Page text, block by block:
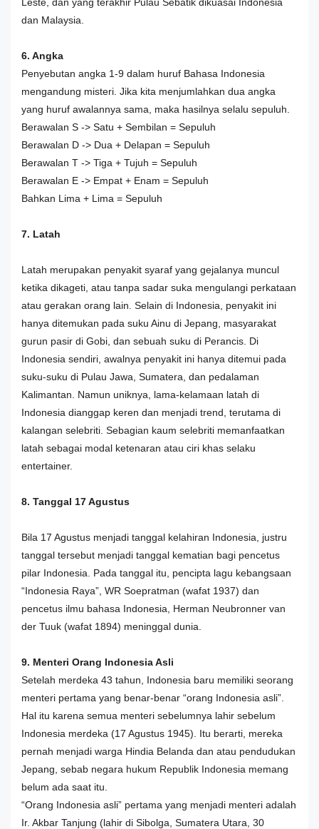
dan Malaysia.
6. Angka
Penyebutan angka 1-9 dalam huruf Bahasa Indonesia
mengandung misteri. Jika kita menjumlahkan dua angka
yang huruf awalannya sama, maka hasilnya selalu sepuluh.
Berawalan S -> Satu + Sembilan = Sepuluh
Berawalan D -> Dua + Delapan = Sepuluh
Berawalan T -> Tiga + Tujuh = Sepuluh
Berawalan E -> Empat + Enam = Sepuluh
Bahkan Lima + Lima = Sepuluh
7. Latah
Latah merupakan penyakit syaraf yang gejalanya muncul
ketika dikageti, atau tanpa sadar suka mengulangi perkataan
atau gerakan orang lain. Selain di Indonesia, penyakit ini
hanya ditemukan pada suku Ainu di Jepang, masyarakat
gurun pasir di Gobi, dan sebuah suku di Perancis. Di
Indonesia sendiri, awalnya penyakit ini hanya ditemui pada
suku-suku di Pulau Jawa, Sumatera, dan pedalaman
Kalimantan. Namun uniknya, lama-kelamaan latah di
Indonesia dianggap keren dan menjadi trend, terutama di
kalangan selebriti. Sebagian kaum selebriti memanfaatkan
latah sebagai modal ketenaran atau ciri khas selaku
entertainer.
8. Tanggal 17 Agustus
Bila 17 Agustus menjadi tanggal kelahiran Indonesia, justru
tanggal tersebut menjadi tanggal kematian bagi pencetus
pilar Indonesia. Pada tanggal itu, pencipta lagu kebangsaan
“Indonesia Raya”, WR Soepratman (wafat 1937) dan
pencetus ilmu bahasa Indonesia, Herman Neubronner van
der Tuuk (wafat 1894) meninggal dunia.
9. Menteri Orang Indonesia Asli
Setelah merdeka 43 tahun, Indonesia baru memiliki seorang
menteri pertama yang benar-benar “orang Indonesia asli”.
Hal itu karena semua menteri sebelumnya lahir sebelum
Indonesia merdeka (17 Agustus 1945). Itu berarti, mereka
pernah menjadi warga Hindia Belanda dan atau pendudukan
Jepang, sebab negara hukum Republik Indonesia memang
belum ada saat itu.
“Orang Indonesia asli” pertama yang menjadi menteri adalah
Ir. Akbar Tanjung (lahir di Sibolga, Sumatera Utara, 30